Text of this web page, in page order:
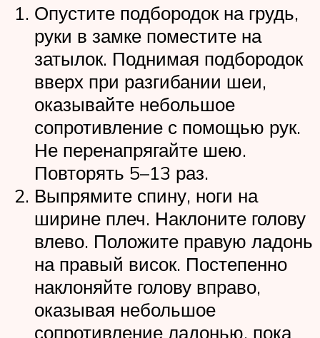
Опустите подбородок на грудь,
руки в замке поместите на
затылок. Поднимая подбородок
вверх при разгибании шеи,
оказывайте небольшое
сопротивление с помощью рук.
Не перенапрягайте шею.
Повторять 5–13 раз.
Выпрямите спину, ноги на
ширине плеч. Наклоните голову
влево. Положите правую ладонь
на правый висок. Постепенно
наклоняйте голову вправо,
оказывая небольшое
сопротивление ладонью, пока